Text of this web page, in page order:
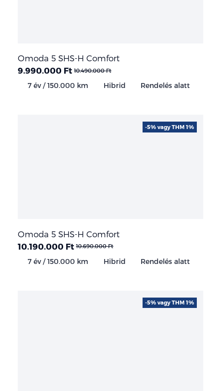
Omoda 5 SHS-H Comfort
9.990.000 Ft 10.490.000 Ft
7 év / 150.000 km Hibrid Rendelés alatt
Omoda 5 SHS-H Comfort
10.190.000 Ft 10.690.000 Ft
7 év / 150.000 km Hibrid Rendelés alatt
-5% vagy THM 1%
-5% vagy THM 1%